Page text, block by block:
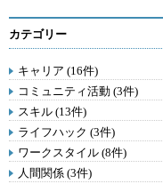
カテゴリー
キャリア (16件)
コミュニティ活動 (3件)
スキル (13件)
ライフハック (3件)
ワークスタイル (8件)
人間関係 (3件)